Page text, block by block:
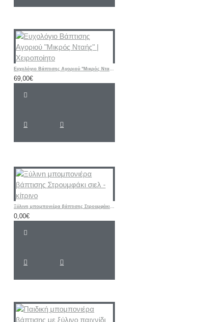
Ευχολόγιο Βάπτισης Αγοριού "Μικρός Νταής" | Χειροποίητο
69,00€
Ξύλινη μπομπονιέρα βάπτισης Στρουμφάκι σιελ - κίτρινο
0,00€